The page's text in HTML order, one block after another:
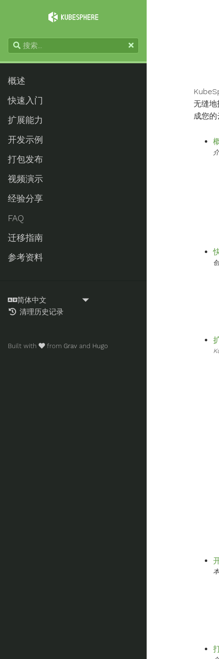
概述
快速入门
扩展能力
开发示例
打包发布
视频演示
经验分享
FAQ
迁移指南
参考资料
清理历史记录
Built with from Grav and Hugo
无缝
成您